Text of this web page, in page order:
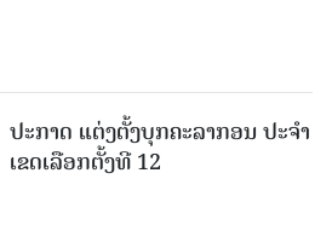
ປະກາດ ແຕ່ງຕັ້ງບຸກຄະລາກອນ ປະຈໍາ
ເຂດເລືອກຕັ້ງທີ 12